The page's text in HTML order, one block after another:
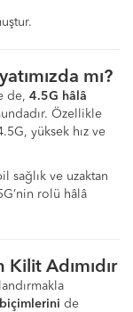
mı?
de, 4.5G hâlâ
Özellikle
yüksek hız ve
sağlık ve uzaktan
rolü hâlâ
Adımıdır
biçimlerini de